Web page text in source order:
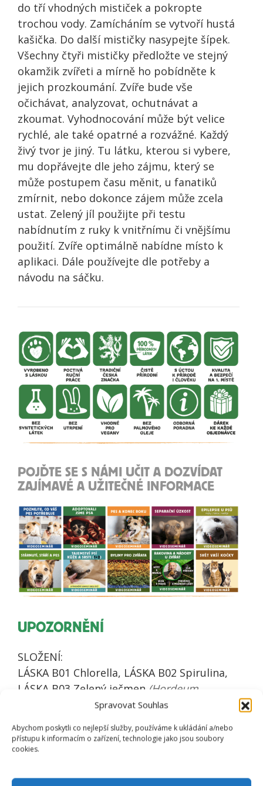
Spravovat Souhlas
Abychom poskytli co nejlepší služby, používáme k ukládání a/nebo
přístupu k informacím o zařízení, technologie jako jsou soubory
cookies.
do tří vhodných mističek a pokropte
trochou vody. Zamícháním se vytvoří hustá
kašička. Do další mističky nasypejte šípek.
Všechny čtyři mističky předložte ve stejný
okamžik zvířeti a mírně ho pobídněte k
jejich prozkoumání. Zvíře bude vše
očichávat, analyzovat, ochutnávat a
zkoumat. Vyhodnocování může být velice
rychlé, ale také opatrné a rozvážné. Každý
živý tvor je jiný. Tu látku, kterou si vybere,
mu dopřávejte dle jeho zájmu, který se
může postupem času měnit, u fanatiků
zmírnit, nebo dokonce zájem může zcela
ustat. Zelený jíl použijte při testu
nabídnutím z ruky k vnitřnímu či vnějšímu
použití. Zvíře optimálně nabídne místo k
aplikaci. Dále používejte dle potřeby a
návodu na sáčku.
POJĎTE SE S NÁMI UČIT A DOZVÍDAT
ZAJÍMAVÉ A UŽITEČNÉ INFORMACE
UPOZORNĚNÍ
SLOŽENÍ:
LÁSKA B01 Chlorella, LÁSKA B02 Spirulina,
LÁSKA B03 Zelený ječmen (Hordeum
LÁSKA B20 Šípek sušený sekaný